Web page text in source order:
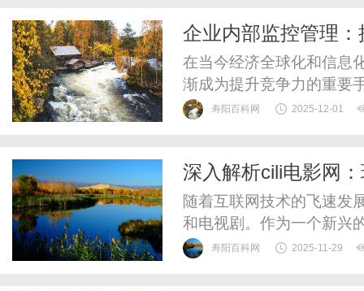
公的空间设计哲学1、功
企业内部监控管理
在当今经济全球化和信息
渐成为提升竞争力的重要
对员工行为的监视，更是
一、企业内部监控管理的
寿阳百科网 2025-12-01
深入解析cili电影网
随着互联网技术的飞速发
和电视剧。作为一个新兴
和优质的服务，迅速赢得
寿阳百科网 2025-11-29